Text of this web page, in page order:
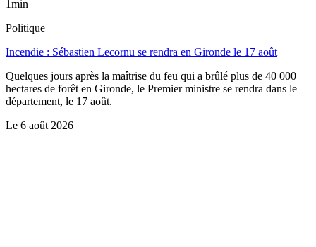
1min
Politique
Incendie : Sébastien Lecornu se rendra en Gironde le 17 août
Quelques jours après la maîtrise du feu qui a brûlé plus de 40 000
hectares de forêt en Gironde, le Premier ministre se rendra dans le
département, le 17 août.
Le 6 août 2026